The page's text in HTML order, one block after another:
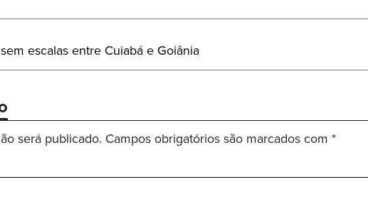
escalas entre Cuiabá e Goiânia
será publicado. Campos obrigatórios são marcados com *